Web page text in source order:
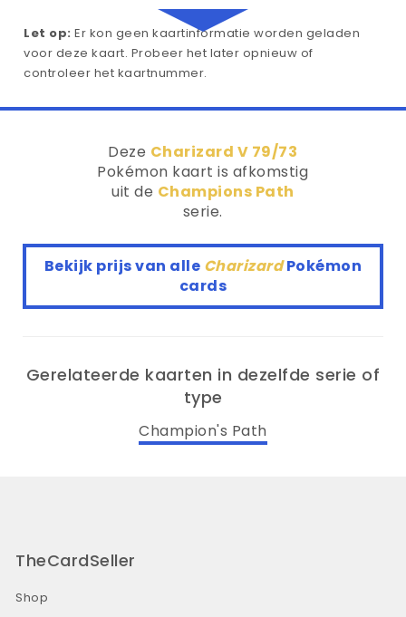
Let op: Er kon geen kaartinformatie worden geladen
voor deze kaart. Probeer het later opnieuw of
controleer het kaartnummer.
Deze Charizard V 79/73
Pokémon kaart is afkomstig
uit de Champions Path
serie.
Bekijk prijs van alle CharizardPokémon
cards
Gerelateerde kaarten in dezelfde serie of
type
Champion's Path
TheCardSeller
Shop